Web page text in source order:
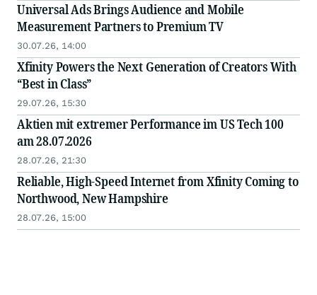
Universal Ads Brings Audience and Mobile
Measurement Partners to Premium TV
30.07.26, 14:00
Xfinity Powers the Next Generation of Creators With
“Best in Class”
29.07.26, 15:30
Aktien mit extremer Performance im US Tech 100
am 28.07.2026
28.07.26, 21:30
Reliable, High-Speed Internet from Xfinity Coming to
Northwood, New Hampshire
28.07.26, 15:00